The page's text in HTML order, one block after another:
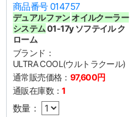
商品番号 014757
デュアルファンオイルクーラー
システム01-17y ソフテイル ク
ローム
ブランド：
ULTRA COOL(ウルトラクール)
通常販売価格： 97,600円
通販在庫数：1
数量：